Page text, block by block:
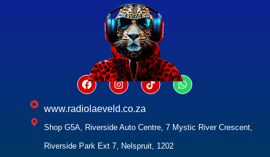
www.radiolaeveld.co.za
Shop G5A, Riverside Auto Centre, 7 Mystic River Crescent,
Riverside Park Ext 7, Nelspruit, 1202